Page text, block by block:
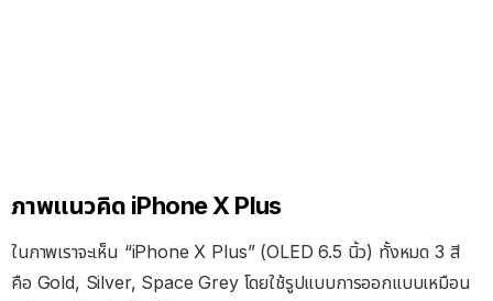
ภาพแนวคิด iPhone X Plus
ในภาพเราจะเห็น “iPhone X Plus” (OLED 6.5 นิ้ว) ทั้งหมด 3 สี
คือ Gold, Silver, Space Grey โดยใช้รูปแบบการออกแบบเหมือน